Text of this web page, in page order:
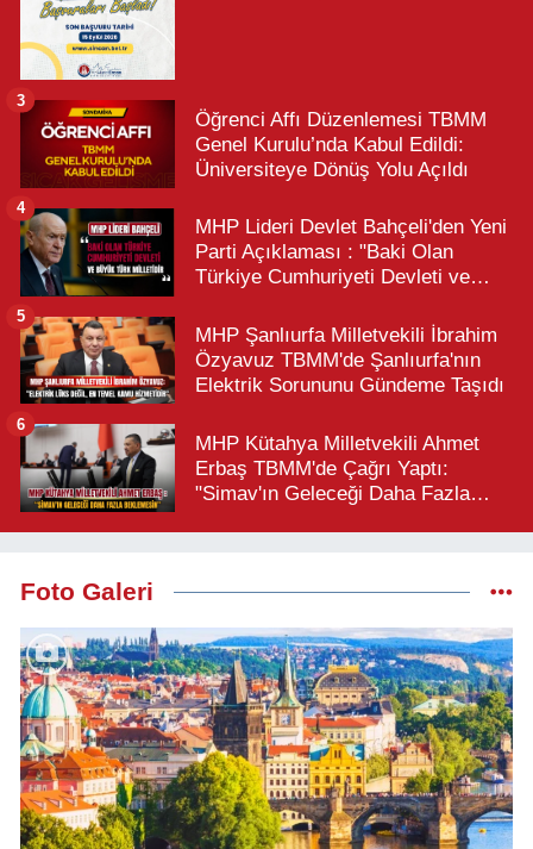
Öğrenci Affı Düzenlemesi TBMM
Genel Kurulu’nda Kabul Edildi:
Üniversiteye Dönüş Yolu Açıldı
3
MHP Lideri Devlet Bahçeli'den Yeni
Parti Açıklaması : "Baki Olan
Türkiye Cumhuriyeti Devleti ve
4
MHP Şanlıurfa Milletvekili İbrahim
Özyavuz TBMM'de Şanlıurfa'nın
Elektrik Sorununu Gündeme Taşıdı
5
MHP Kütahya Milletvekili Ahmet
Erbaş TBMM'de Çağrı Yaptı:
"Simav'ın Geleceği Daha Fazla
6
Foto Galeri